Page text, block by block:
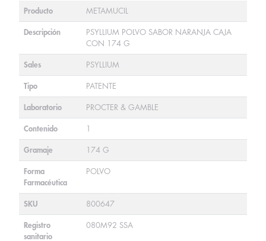
Producto METAMUCIL
Descripción
PSYLLIUM POLVO SABOR NARANJA CAJA
CON 174 G
Sales PSYLLIUM
Tipo PATENTE
Laboratorio PROCTER & GAMBLE
Contenido 1
Gramaje 174 G
Forma
Farmacéutica
POLVO
SKU 800647
Registro
sanitario
080M92 SSA